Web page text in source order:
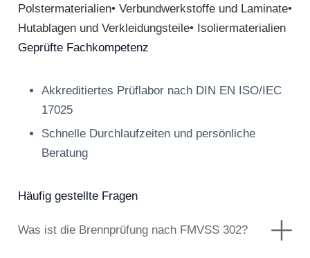
Polstermaterialien• Verbundwerkstoffe und Laminate•
Hutablagen und Verkleidungsteile• Isoliermaterialien
Geprüfte Fachkompetenz
Akkreditiertes Prüflabor nach DIN EN ISO/IEC
17025
Schnelle Durchlaufzeiten und persönliche
Beratung
Häufig gestellte Fragen
Was ist die Brennprüfung nach FMVSS 302?